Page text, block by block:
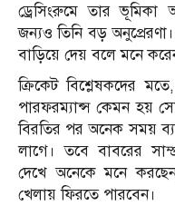
ড্রেসিংরুমে তার ভূমিকা
জন্যও তিনি বড়
বাড়িয়ে দেয় বলে মনে
ক্রিকেট বিশ্লেষকদের
পারফরম্যান্স কেমন হয়
বিরতির পর অনেক সময়
লাগে। তবে বাবরের
দেখে অনেকে মনে
খেলায় ফিরতে পারবেন।